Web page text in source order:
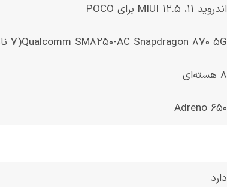
اندروید 11، MIUI 12.5 برای POCO
Qualcomm SM8250-AC Snapdragon 870 5G(7 نانومتر)
8 هسته‌ای
Adreno 650
دارد